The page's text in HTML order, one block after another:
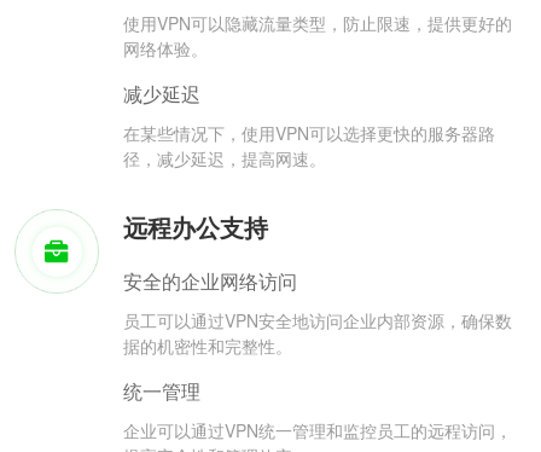
使用VPN可以隐藏流量类型，防止限速，提供更好的
网络体验。
减少延迟
在某些情况下，使用VPN可以选择更快的服务器路
径，减少延迟，提高网速。
远程办公支持
安全的企业网络访问
员工可以通过VPN安全地访问企业内部资源，确保数
据的机密性和完整性。
统一管理
企业可以通过VPN统一管理和监控员工的远程访问，